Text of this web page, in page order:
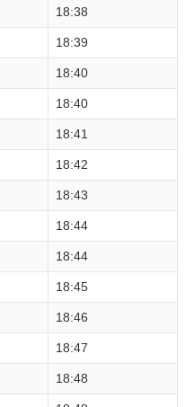
18:38
18:39
18:40
18:40
18:41
18:42
18:43
18:44
18:44
18:45
18:46
18:47
18:48